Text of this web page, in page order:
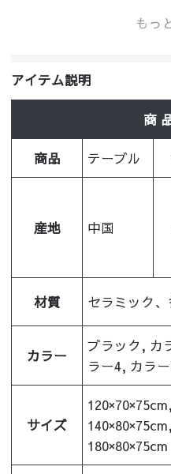
もっ
アイテム説明
商
商品 テーブル
産地 中国
材質 セラミック
カラー
ブラック, カ
ラー4, カラ
サイズ
180×80×75cm